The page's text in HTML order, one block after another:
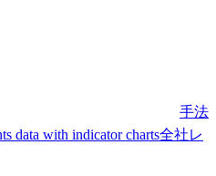
手法
data with indicator charts全社レ